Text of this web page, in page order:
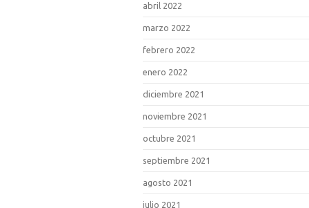
abril 2022
marzo 2022
febrero 2022
enero 2022
diciembre 2021
noviembre 2021
octubre 2021
septiembre 2021
agosto 2021
julio 2021